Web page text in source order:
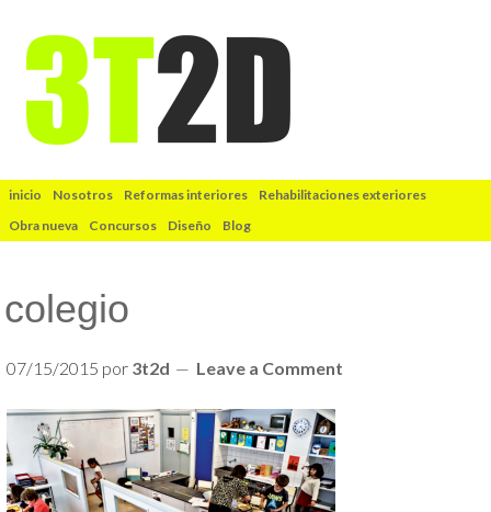
inicio Nosotros Reformas interiores
Rehabilitaciones exteriores
Obra nueva
Concursos Diseño Blog
colegio
07/15/2015 por 3t2d Leave a Comment